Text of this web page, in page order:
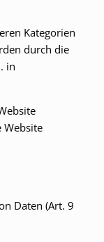
Kategorien
durch die
in
Website
Daten (Art. 9